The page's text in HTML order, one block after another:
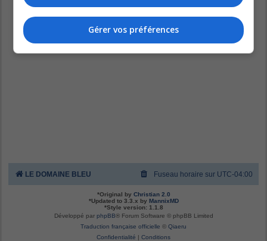
LE DOMAINE BLEU Fuseau horaire sur UTC-04:00
*Original by Christian 2.0
*Updated to 3.3.x by MannixMD
*Style version: 1.1.8
Développé par phpBB® Forum Software © phpBB Limited
Traduction française officielle © Qiaeru
Confidentialité | Conditions
Gérer vos préférences